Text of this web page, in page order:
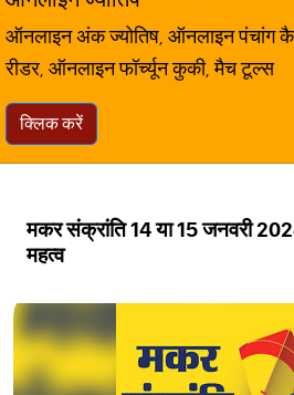
ऑनलाइन अंक ज्योतिष, ऑनलाइन पंचांग
रीडर, ऑनलाइन फॉर्च्यून कुकी, मैच टूल्स
क्लिक करें
मकर संक्रांति 14 या 15 जनवरी
महत्व